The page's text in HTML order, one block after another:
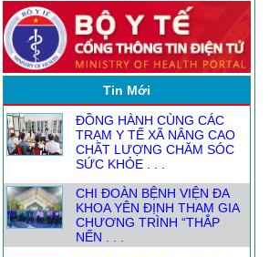
Tin Mới
HÀNH KHÁM CHỮA BỆNH
TỪ1.8
ĐỒNG HÀNH CÙNG CÁC
TRẠM Y TẾ XÃ NÂNG CAO
CHẤT LƯỢNG CHĂM SÓC
SỨC KHỎE . . .
CHI ĐOÀN BỆNH VIỆN ĐA
KHOA YÊN ĐỊNH THAM GIA
CHƯƠNG TRÌNH “THẮP
NẾN . . .
TỔNG HỢP DANH SÁCH
NGƯỜI THỰC HÀNH KHÁM
CHỮA BỆNH TỪ THÁNG
1.2026